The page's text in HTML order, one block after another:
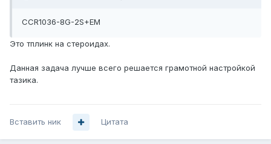
CCR1036-8G-2S+EM
Это тплинк на стероидах.
Данная задача лучше всего решается грамотной настройкой
тазика.
Вставить ник Цитата